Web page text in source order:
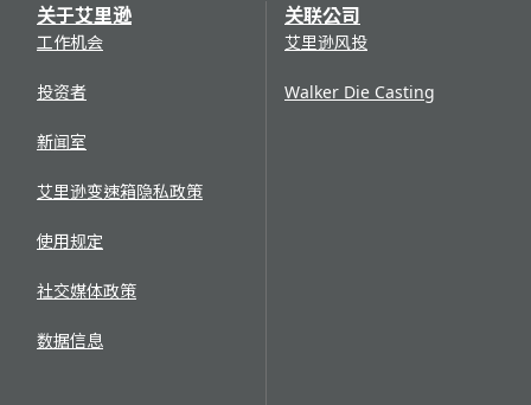
关于艾里逊
工作机会
投资者
新闻室
艾里逊变速箱隐私政策
使用规定
社交媒体政策
数据信息
关联公司
艾里逊风投
Walker Die Casting